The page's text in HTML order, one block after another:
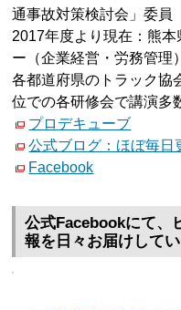
通事故対策検討会」委員
2017年度より現在：熊
ー（企業経営・労務管理）
各都道府県のトラック協
位での各研修会で講演多
プロデキューブ
公式ブログ：ほぼ毎日
Facebook
公式Facebookにて、
報を日々お届けしてい